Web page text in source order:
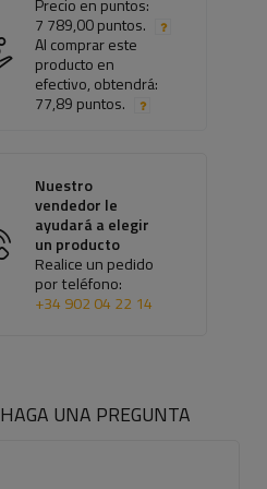
Precio en puntos:
7 789,00 puntos.
Al comprar este
producto en
efectivo, obtendrá:
77,89 puntos.
Nuestro
vendedor le
ayudará a elegir
un producto
Realice un pedido
por teléfono:
+34 902 04 22 14
HAGA UNA PREGUNTA